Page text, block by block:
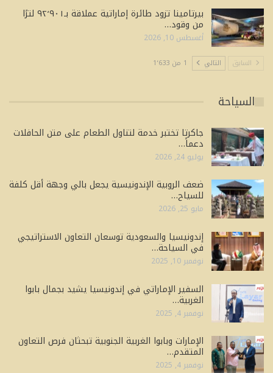
بيرتامينا تزود طائرة إماراتية عملاقة بـ٩٢٬٩٠١ لترًا
من وقود…
أغسطس 10, 2026
السابق التالي 1 من 1٬633
السياحة
جاكرتا تختبر خدمة لتناول الطعام على متن الحافلات
دعماً…
يوليو 24, 2026
ضعف الروبية الإندونيسية يجعل بالي وجهة أقل كلفة
للسياح…
مايو 25, 2026
إندونيسيا والسعودية توسعان التعاون الاستراتيجي
في السياحة…
نوفمبر 10, 2025
السفير الإماراتي في إندونيسيا يشيد بجمال بابوا
الغربية…
نوفمبر 4, 2025
الإمارات وبابوا الغربية الجنوبية تبحثان فرص التعاون
المتقدم…
نوفمبر 4, 2025